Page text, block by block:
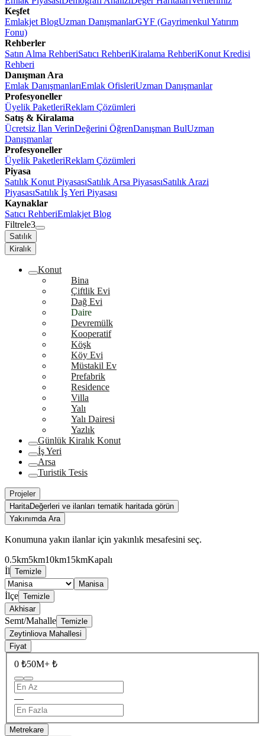
Keşfet
Emlakjet BlogUzman DanışmanlarGYF (Gayrimenkul Yatırım
Fonu)
Rehberler
Satın Alma RehberiSatıcı RehberiKiralama RehberiKonut Kredisi
Rehberi
Danışman Ara
Emlak DanışmanlarıEmlak OfisleriUzman Danışmanlar
Profesyoneller
Üyelik PaketleriReklam Çözümleri
Satış & Kiralama
Ücretsiz İlan VerinDeğerini ÖğrenDanışman BulUzman
Danışmanlar
Profesyoneller
Üyelik PaketleriReklam Çözümleri
Piyasa
Satılık Konut PiyasasıSatılık Arsa PiyasasıSatılık Arazi
PiyasasıSatılık İş Yeri Piyasası
Kaynaklar
Satıcı RehberiEmlakjet Blog
Filtrele3
Satılık
Kiralık
Konut
Bina
Çiftlik Evi
Dağ Evi
Daire
Devremülk
Kooperatif
Köşk
Köy Evi
Müstakil Ev
Prefabrik
Residence
Villa
Yalı
Yalı Dairesi
Yazlık
Günlük Kiralık Konut
İş Yeri
Arsa
Turistik Tesis
Projeler
HaritaDeğerleri ve ilanları tematik haritada görün
Yakınımda Ara
Konumuna yakın ilanlar için yakınlık mesafesini seç.
0.5km5km10km15kmKapalı
İl Temizle
Manisa
İlçe Temizle
Akhisar
Semt/Mahalle Temizle
Zeytinliova Mahallesi
Fiyat
0 ₺50M+ ₺
—
Metrekare